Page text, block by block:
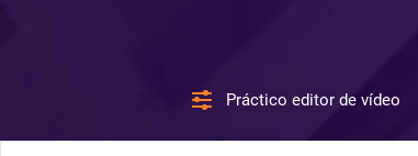
Práctico editor de vídeo